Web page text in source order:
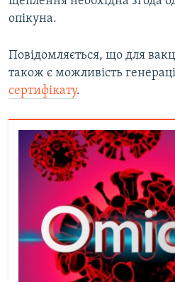
опікуна.
Повідомляється, що для
також є можливість
сертифікату.